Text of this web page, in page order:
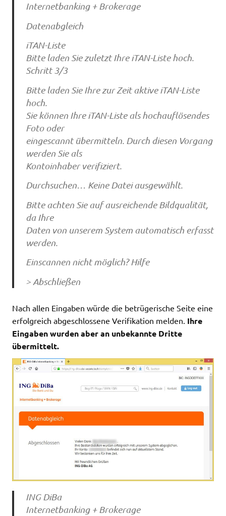
Internetbanking + Brokerage
Datenabgleich
iTAN-Liste
Bitte laden Sie zuletzt Ihre iTAN-Liste hoch.
Schritt 3/3
Bitte laden Sie Ihre zur Zeit aktive iTAN-Liste
hoch.
Sie können Ihre iTAN-Liste als hochauflösendes
Foto oder
eingescannt übermitteln. Durch diesen Vorgang
werden Sie als
Kontoinhaber verifiziert.
Durchsuchen… Keine Datei ausgewählt.
Bitte achten Sie auf ausreichende Bildqualität,
da Ihre
Daten von unserem System automatisch erfasst
werden.
Einscannen nicht möglich? Hilfe
> Abschließen
Nach allen Eingaben würde die betrügerische Seite eine
erfolgreich abgeschlossene Verifikation melden. Ihre
Eingaben wurden aber an unbekannte Dritte
übermittelt.
ING DiBa
Internetbanking + Brokerage